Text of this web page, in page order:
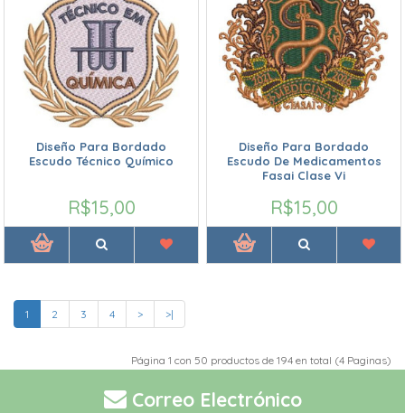
Diseño Para Bordado
Escudo Técnico Químico
R$15,00
Diseño Para Bordado
Escudo De Medicamentos
Fasai Clase Vi
R$15,00
1 2 3 4 > >|
Página 1 con 50 productos de 194 en total (4 Paginas)
Correo Electrónico